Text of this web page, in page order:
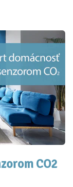
CO2